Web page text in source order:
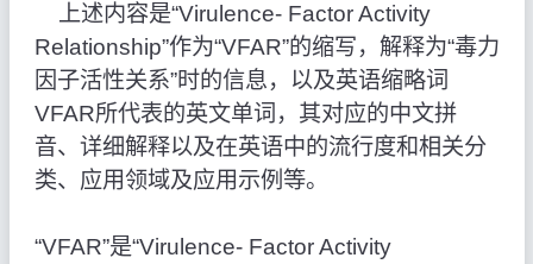
上述内容是“Virulence- Factor Activity
Relationship”作为“VFAR”的缩写，解释为“毒力
因子活性关系”时的信息，以及英语缩略词
VFAR所代表的英文单词，其对应的中文拼
音、详细解释以及在英语中的流行度和相关分
类、应用领域及应用示例等。
“VFAR”是“Virulence- Factor Activity